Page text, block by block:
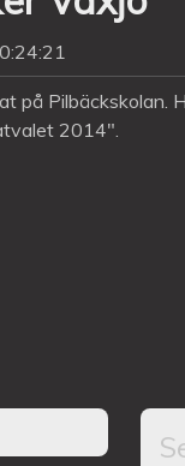
0:24:21
på Pilbäckskolan.
2014".